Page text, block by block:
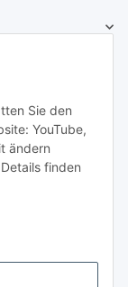
Sie den
YouTube,
ändern
finden